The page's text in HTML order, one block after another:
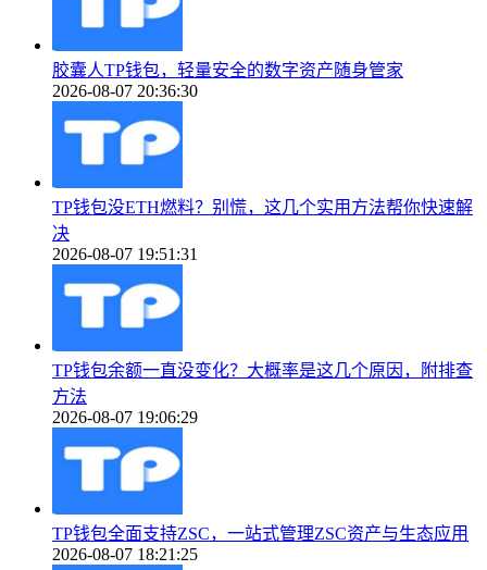
胶囊人TP钱包，轻量安全的数字资产随身管家
2026-08-07 20:36:30
TP钱包没ETH燃料？别慌，这几个实用方法帮你快速解
决
2026-08-07 19:51:31
TP钱包余额一直没变化？大概率是这几个原因，附排查
方法
2026-08-07 19:06:29
TP钱包全面支持ZSC，一站式管理ZSC资产与生态应用
2026-08-07 18:21:25